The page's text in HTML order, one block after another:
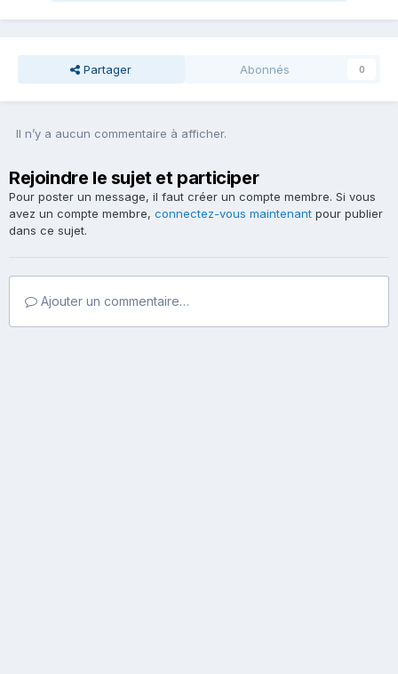
Partager Abonnés 0
Il n’y a aucun commentaire à afficher.
Rejoindre le sujet et participer
Pour poster un message, il faut créer un compte membre. Si vous
avez un compte membre, connectez-vous maintenant pour publier
dans ce sujet.
Ajouter un commentaire…